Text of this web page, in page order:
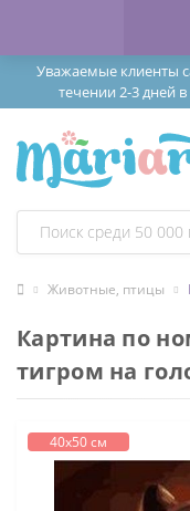
Уважаемые клиенты
течении 2-3 дней
Животные, птицы
Картина по
тигром на
40х50 см